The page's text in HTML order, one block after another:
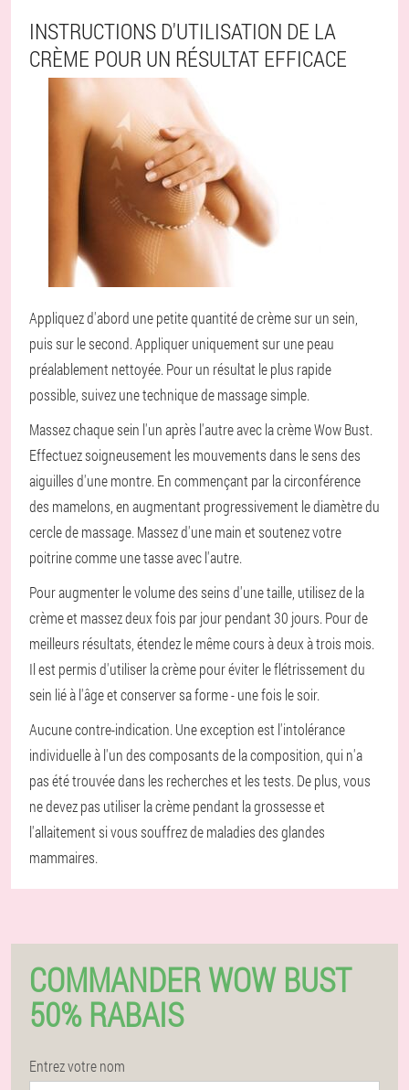
INSTRUCTIONS D'UTILISATION DE LA
CRÈME POUR UN RÉSULTAT EFFICACE
Appliquez d'abord une petite quantité de crème sur un sein,
puis sur le second. Appliquer uniquement sur une peau
préalablement nettoyée. Pour un résultat le plus rapide
possible, suivez une technique de massage simple.
Massez chaque sein l'un après l'autre avec la crème Wow Bust.
Effectuez soigneusement les mouvements dans le sens des
aiguilles d'une montre. En commençant par la circonférence
des mamelons, en augmentant progressivement le diamètre du
cercle de massage. Massez d'une main et soutenez votre
poitrine comme une tasse avec l'autre.
Pour augmenter le volume des seins d'une taille, utilisez de la
crème et massez deux fois par jour pendant 30 jours. Pour de
meilleurs résultats, étendez le même cours à deux à trois mois.
Il est permis d'utiliser la crème pour éviter le flétrissement du
sein lié à l'âge et conserver sa forme - une fois le soir.
Aucune contre-indication. Une exception est l'intolérance
individuelle à l'un des composants de la composition, qui n'a
pas été trouvée dans les recherches et les tests. De plus, vous
ne devez pas utiliser la crème pendant la grossesse et
l'allaitement si vous souffrez de maladies des glandes
mammaires.
COMMANDER WOW BUST
50% RABAIS
Entrez votre nom